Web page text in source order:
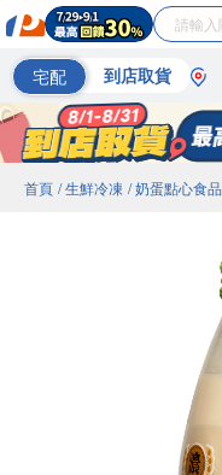
宅配 到店取貨
首頁 / 生鮮冷凍 / 奶蛋點心食品